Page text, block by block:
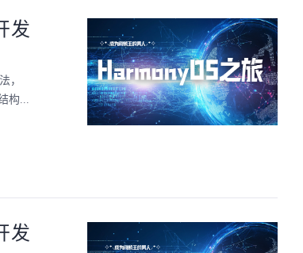
发
，
构...
发